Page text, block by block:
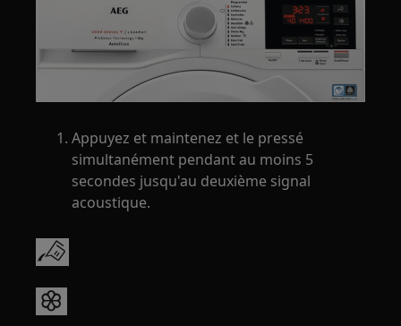
Appuyez et maintenez et le pressé
simultanément pendant au moins 5
secondes jusqu'au deuxième signal
acoustique.